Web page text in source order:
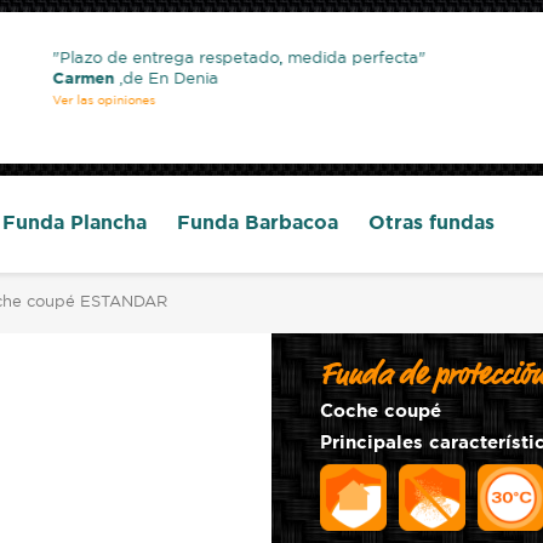
Plazo de entrega respetado, medida perfecta
Carmen ,de En Denia
Ver las opiniones
Funda Plancha Funda Barbacoa Otras fundas
coupé ESTANDAR
Funda de
Coche coupé
Principales